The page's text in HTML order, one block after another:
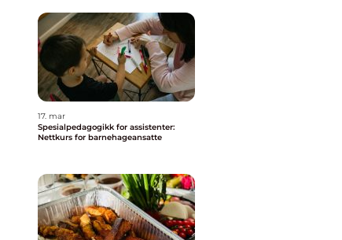
17. mar
Spesialpedagogikk for assistenter:
Nettkurs for barnehageansatte